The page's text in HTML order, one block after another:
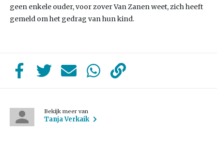
geen enkele ouder, voor zover Van Zanen weet, zich heeft
gemeld om het gedrag van hun kind.
Bekijk meer van
Tanja Verkaik